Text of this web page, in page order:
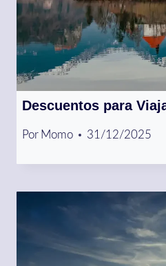
Descuentos para
Por Momo 31/12/2025